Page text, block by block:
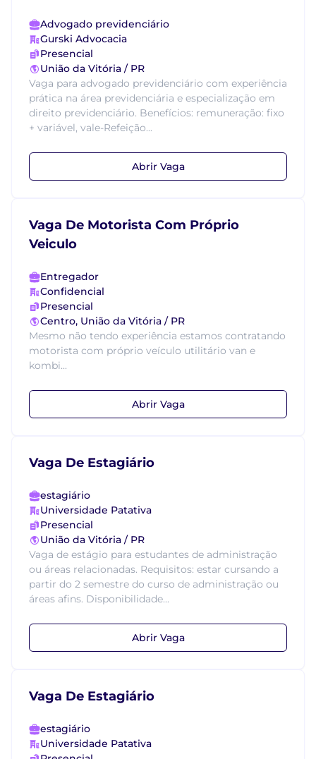
Advogado previdenciário
Gurski Advocacia
Presencial
União da Vitória / PR
Vaga para advogado previdenciário com experiência
prática na área previdenciária e especialização em
direito previdenciário. Benefícios: remuneração: fixo
+ variável, vale-Refeição...
Abrir Vaga
Vaga De Motorista Com Próprio
Veiculo
Entregador
Confidencial
Presencial
Centro, União da Vitória / PR
Mesmo não tendo experiência estamos contratando
motorista com próprio veículo utilitário van e
kombi...
Abrir Vaga
Vaga De Estagiário
estagiário
Universidade Patativa
Presencial
União da Vitória / PR
Vaga de estágio para estudantes de administração
ou áreas relacionadas. Requisitos: estar cursando a
partir do 2 semestre do curso de administração ou
áreas afins. Disponibilidade...
Abrir Vaga
Vaga De Estagiário
estagiário
Universidade Patativa